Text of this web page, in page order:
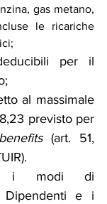
gas metano,
le ricariche
per il
al massimale
previsto per
(art. 51,
i modi di
Dipendenti e i